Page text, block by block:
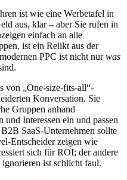
ist wie eine Werbetafel in
aus, klar – aber Sie rufen in
einfach an alle
ist ein Relikt aus der
PPC ist nicht nurwas
von „One-size-fits-all“-
Konversation. Sie
Gruppen anhand
Interessen ein und passen
SaaS-Unternehmen sollte
Entscheider zeigen wie
sich für ROI; der andere
ignorieren ist schlicht faul.